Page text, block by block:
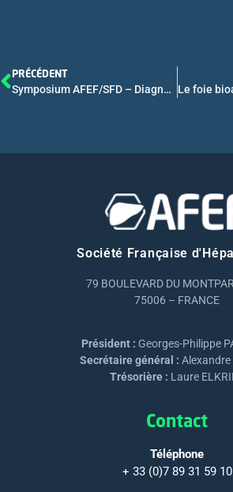
PRÉCÉDENT
Symposium AFEF/SFD – Diagnostic non invasif chez le patient diabétique NASH ou fibrose ?
Société Française
79 BOULEVARD DU
75006 – FRANCE
Président : Georges-Philippe
Secrétaire général : Alexandre
Trésorière : Laure
Contact
Téléphone
+ 33 (0)7 89 31 59 10